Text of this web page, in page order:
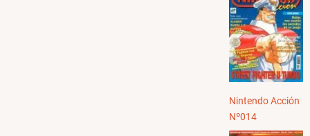
Nintendo Acción
Nº014